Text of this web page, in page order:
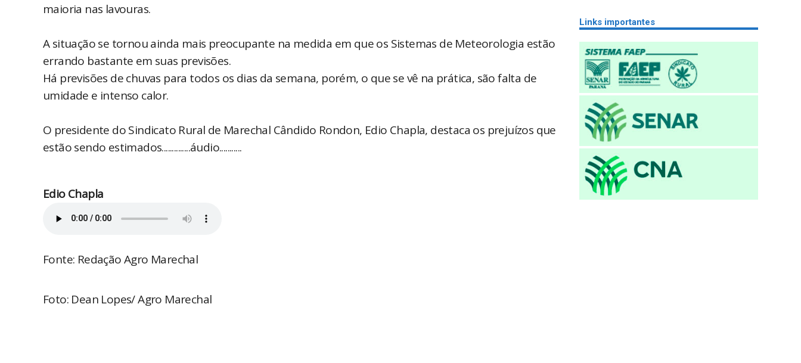
maioria nas lavouras.
A situação se tornou ainda mais preocupante na medida em que os Sistemas de Meteorologia estão
errando bastante em suas previsões.
Há previsões de chuvas para todos os dias da semana, porém, o que se vê na prática, são falta de
umidade e intenso calor.
O presidente do Sindicato Rural de Marechal Cândido Rondon, Edio Chapla, destaca os prejuízos que
estão sendo estimados..............áudio...........
Edio Chapla
Fonte: Redação Agro Marechal
Foto: Dean Lopes/ Agro Marechal
Links importantes